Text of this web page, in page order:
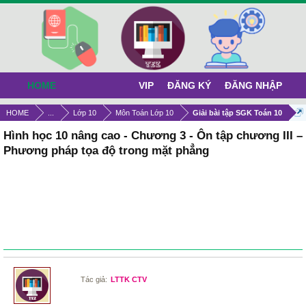
HOME Lớp 10 Môn Toán Lớp 10 Giải bài tập SGK Toán 10
Hình học 10 nâng cao - Chương 3 - Ôn tập chương III –
Phương pháp tọa độ trong mặt phẳng
Tác giả: LTTK CTV
HOME VIP ĐĂNG KÝ ĐĂNG NHẬP